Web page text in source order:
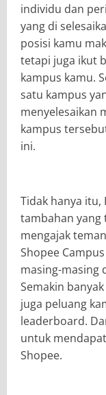
individu dan
yang di
posisi kamu
tetapi juga ikut
kampus kamu.
satu kampus
menyelesaikan
kampus
ini.
Tidak hanya
tambahan yang
mengajak
Shopee
masing-masing
Semakin
juga peluang
leaderboard.
untuk
Shopee.